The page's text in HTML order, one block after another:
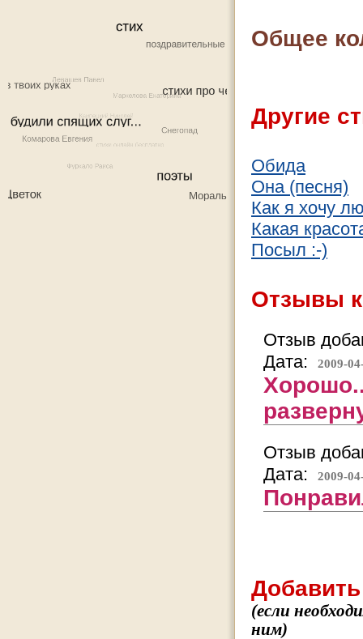
Общее
Другие
Обида
Она (песня)
Как я хочу
Какая
Посыл :-)
Отзывы
Отзыв
Дата:
2009-
Отзыв
Дата:
2009-
(если
ним)